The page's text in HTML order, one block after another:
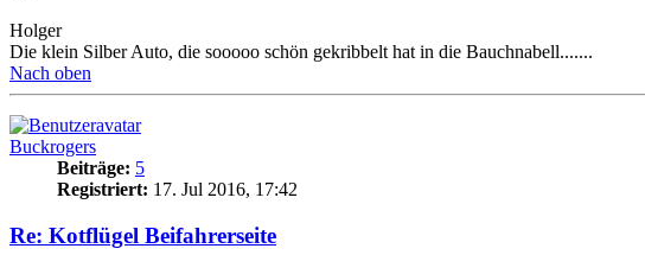
Holger
Die klein Silber Auto, die sooooo schön gekribbelt hat in die Bauchnabell.......
Nach oben
Buckrogers
Beiträge: 5
Registriert: 17. Jul 2016, 17:42
Re: Kotflügel Beifahrerseite